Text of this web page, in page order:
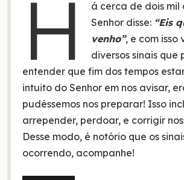
H
á cerca de dois mil
Senhor disse: “Eis
venho”, e com isso
diversos sinais que
entender que fim dos tempos
intuito do Senhor em nos avisar,
pudéssemos nos preparar! Isso
arrepender, perdoar, e corrigir
Desse modo, é notório que os
ocorrendo, acompanhe!